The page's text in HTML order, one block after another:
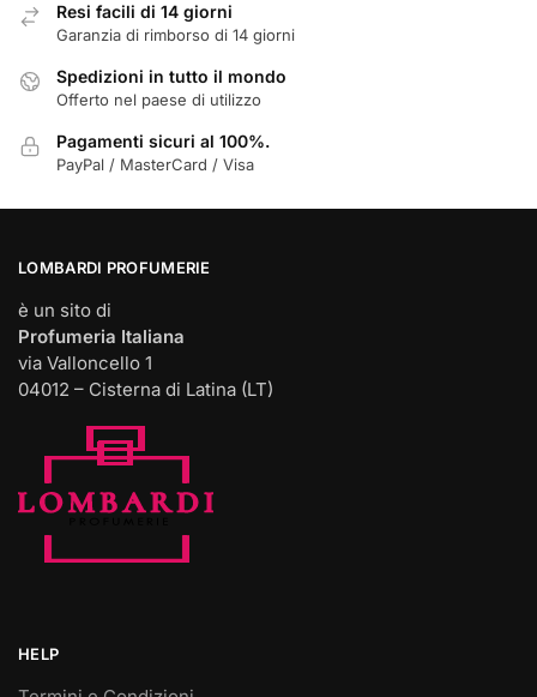
Resi facili di 14 giorni
Garanzia di rimborso di 14 giorni
Spedizioni in tutto il mondo
Offerto nel paese di utilizzo
Pagamenti sicuri al 100%.
PayPal / MasterCard / Visa
LOMBARDI PROFUMERIE
è un sito di
Profumeria Italiana
via Valloncello 1
04012 – Cisterna di Latina (LT)
HELP